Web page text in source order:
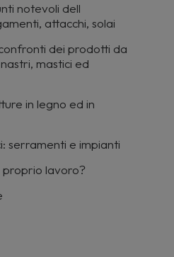
notevoli dell
attacchi, solai
dei prodotti da
mastici ed
in legno ed in
serramenti e impianti
lavoro?